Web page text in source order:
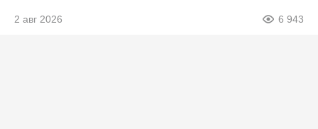
2 авг 2026 6 943